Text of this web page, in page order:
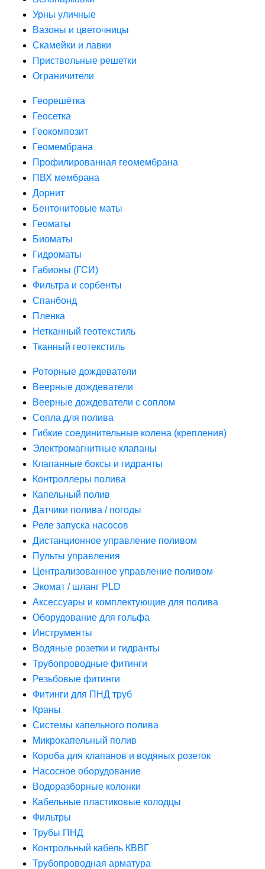
Урны уличные
Вазоны и цветочницы
Скамейки и лавки
Приствольные решетки
Ограничители
Георешётка
Геосетка
Геокомпозит
Геомембрана
Профилированная геомембрана
ПВХ мембрана
Дорнит
Бентонитовые маты
Геоматы
Биоматы
Гидроматы
Габионы (ГСИ)
Фильтра и сорбенты
Спанбонд
Пленка
Нетканный геотекстиль
Тканный геотекстиль
Роторные дождеватели
Веерные дождеватели
Веерные дождеватели с соплом
Сопла для полива
Гибкие соединительные колена (крепления)
Электромагнитные клапаны
Клапанные боксы и гидранты
Контроллеры полива
Капельный полив
Датчики полива / погоды
Реле запуска насосов
Дистанционное управление поливом
Пульты управления
Централизованное управление поливом
Экомат / шланг PLD
Аксессуары и комплектующие для полива
Оборудование для гольфа
Инструменты
Водяные розетки и гидранты
Трубопроводные фитинги
Резьбовые фитинги
Фитинги для ПНД труб
Краны
Системы капельного полива
Микрокапельный полив
Короба для клапанов и водяных розеток
Насосное оборудование
Водоразборные колонки
Кабельные пластиковые колодцы
Фильтры
Трубы ПНД
Контрольный кабель КВВГ
Трубопроводная арматура